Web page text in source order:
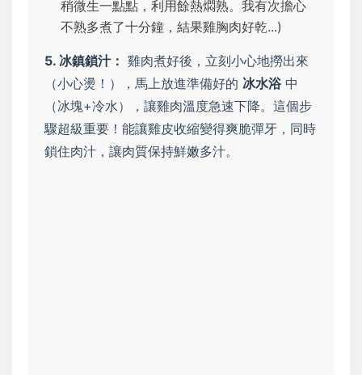
稍微生一點點，利用餘熱燜熟。我有次擔心
不熟多煮了十分鐘，結果雞胸肉好乾...)
5. 冰鎮鎖汁： 雞肉煮好後，立刻小心地撈出來
（小心燙！），馬上放進準備好的 冰水浴 中
（冰塊+冷水），讓雞肉溫度急速下降。這個步
驟超級重要！能讓雞皮收縮變得爽脆彈牙，同時
鎖住肉汁，讓肉質保持鮮嫩多汁。